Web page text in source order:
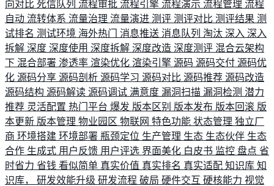
向对比 死信队列 流程审批 流程引擎 流程演示 流程管理 流程
自动 流转体系 流量治理 流量演进 测评 测评对比 测评结果 测
试排名 测试环境 海外热门 消息推送 消息队列 淘汰 深入 深入
拆解 深度 深度使用 深度拆解 深度改造 深度测评 混合云架构
下 混合部署 渗透率 渲染优化 渲染引擎 源码 源码交付 源码优
化 源码分享 源码剖析 源码学习 源码对比 源码推荐 源码改造
源码结构 源码解读 源码调试 满意度 漏洞扫描 漏洞检测 潜力
推荐 灵活配置 热门平台 爆发 版本区别 版本发布 版本回滚 版
本更新 版本管理 物业园区 物联网 特色功能 状态管理 独立厂
商 环境搭建 环境部署 瓶颈定位 生产管理 生态 生态伙伴 生态
合作 生成式 用户反馈 用户评选 界面美化 白皮书 监控 盘点 省
时省力 省钱 看似简单 真实价值 真实排名 真实适配 知识库 知
识库， 研发效能升级 研发流程 破局 硬件交互 硬核能力 视觉